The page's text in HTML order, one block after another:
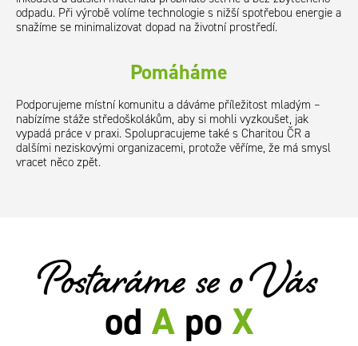
odpadu. Při výrobě volíme technologie s nižší spotřebou energie a
snažíme se minimalizovat dopad na životní prostředí.
Pomáháme
Podporujeme místní komunitu a dáváme příležitost mladým –
nabízíme stáže středoškolákům, aby si mohli vyzkoušet, jak
vypadá práce v praxi. Spolupracujeme také s Charitou ČR a
dalšími neziskovými organizacemi, protože věříme, že má smysl
vracet něco zpět.
Postaráme se o Vás
od A po X